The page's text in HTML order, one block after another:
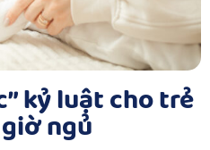
kỷ luật cho trẻ
ngủ